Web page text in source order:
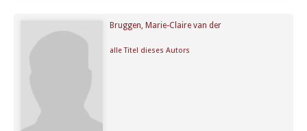
Bruggen, Marie-Claire van der
alle Titel dieses Autors